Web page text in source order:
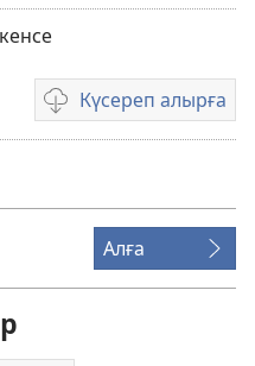
Күсереп алырға
Видеояҙмаларҙы
күсереп
Алға